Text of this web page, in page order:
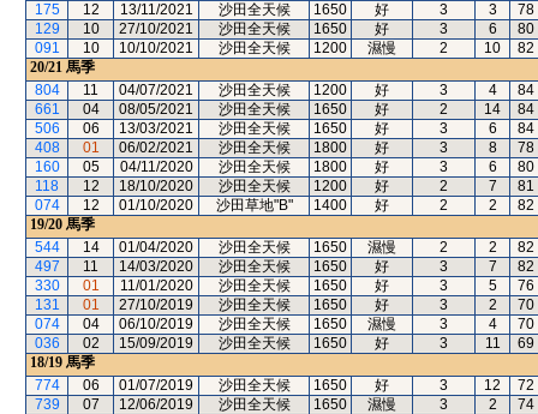
175
12 13/11/2021 沙田全天候 1650 好 3 3
78
129
10 27/10/2021 沙田全天候 1650 好 3 6
80
091
10 10/10/2021 沙田全天候 1200 濕慢 2 10
82
20/21 馬季
804
11 04/07/2021 沙田全天候 1200 好 3 4
84
661
04 08/05/2021 沙田全天候 1650 好 2 14
84
506
06 13/03/2021 沙田全天候 1650 好 3 6
84
408
01 06/02/2021 沙田全天候 1800 好 3 8
78
160
05 04/11/2020 沙田全天候 1800 好 3 6
80
118
12 18/10/2020 沙田全天候 1200 好 2 7
81
074
12 01/10/2020 沙田草地"B" 1400 好 2 2
82
19/20 馬季
544
14 01/04/2020 沙田全天候 1650 濕慢 2 2
82
497
11 14/03/2020 沙田全天候 1650 好 3 7
82
330
01 11/01/2020 沙田全天候 1650 好 3 5
76
131
01 27/10/2019 沙田全天候 1650 好 3 2
70
074
04 06/10/2019 沙田全天候 1650 濕慢 3 4
70
036
02 15/09/2019 沙田全天候 1650 好 3 11
69
18/19 馬季
774
06 01/07/2019 沙田全天候 1650 好 3 12
72
739
07 12/06/2019 沙田全天候 1650 濕慢 3 2
74